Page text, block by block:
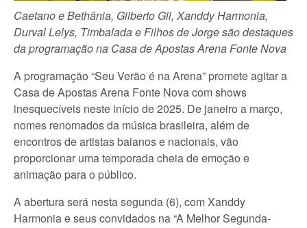
Caetano e Bethânia, Gilberto Gil, Xanddy Harmonia,
Durval Lelys, Timbalada e Filhos de Jorge são destaques
da programação na Casa de Apostas Arena Fonte Nova
A programação “Seu Verão é na Arena” promete agitar a
Casa de Apostas Arena Fonte Nova com shows
inesquecíveis neste início de 2025. De janeiro a março,
nomes renomados da música brasileira, além de
encontros de artistas baianos e nacionais, vão
proporcionar uma temporada cheia de emoção e
animação para o público.
A abertura será nesta segunda (6), com Xanddy
Harmonia e seus convidados na “A Melhor Segunda-